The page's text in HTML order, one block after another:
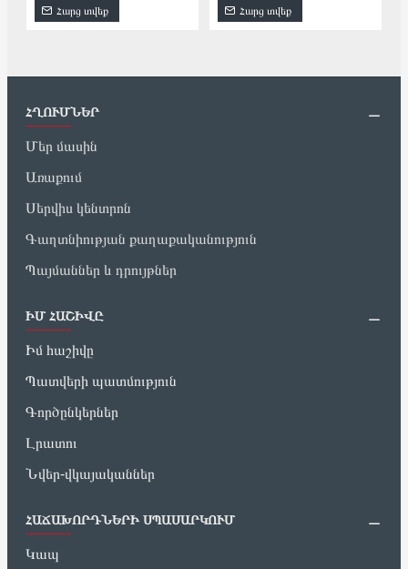
Հարց տվեք
Հարց տվեք
ՀՂՈՒՄՆԵՐ
Մեր մասին
Առաքում
Սերվիս կենտրոն
Գաղտնիության քաղաքականություն
Պայմաններ և դրույթներ
ԻՄ ՀԱՇԻՎԸ
Իմ հաշիվը
Պատվերի պատմություն
Գործընկերներ
Լրատու
Նվեր-վկայականներ
ՀԱՃԱԽՈՐԴՆԵՐԻ ՍՊԱՍԱՐԿՈՒՄ
Կապ